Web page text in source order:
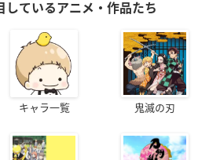
しているアニメ・作品たち
キャラ一覧 鬼滅の刃